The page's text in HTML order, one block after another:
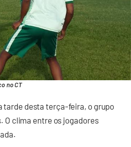
no CT
tarde desta terça-feira, o grupo
O clima entre os jogadores